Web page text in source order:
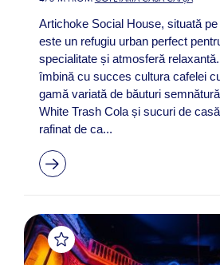
Artichoke Social House, situată
este un refugiu urban perfect
specialitate și atmosferă
îmbină cu succes cultura cafelei
gamă variată de băuturi
White Trash Cola și sucuri de
rafinat de ca...